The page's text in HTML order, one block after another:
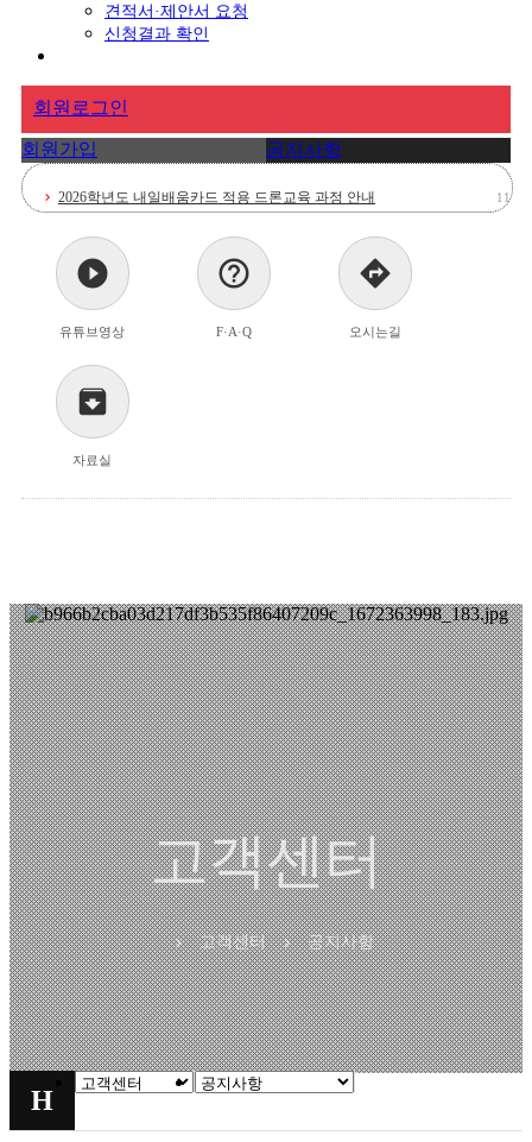
견적서·제안서 요청
신청결과 확인
회원로그인
회원가입 공지사항
2026학년도 내일배움카드 적용 드론교육 과정 안내 11-12
드론 국가자격증 과정 1종/2종/3종 자격과정 수강 …
드론 국가자격증 과정 1종/2종/3종 자격과정 수강 …
동국대학교 미래융합교육원 드론아카데미 홈페이지 개설 안…
play_circle_filled
유튜브영상
help_outline
F·A·Q
directions
오시는길
archive
자료실
고객센터
chevron_right 고객센터 chevron_right 공지사항
H